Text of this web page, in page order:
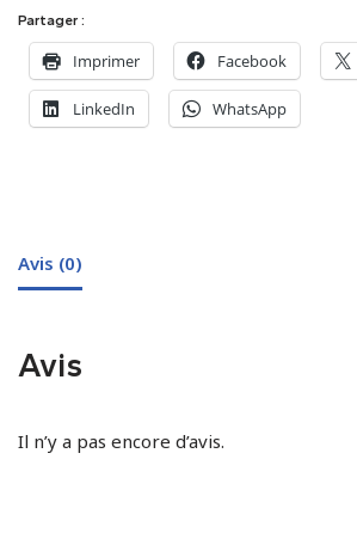
Partager :
Imprimer Facebook
LinkedIn WhatsApp
Avis (0)
Avis
Il n’y a pas encore d’avis.